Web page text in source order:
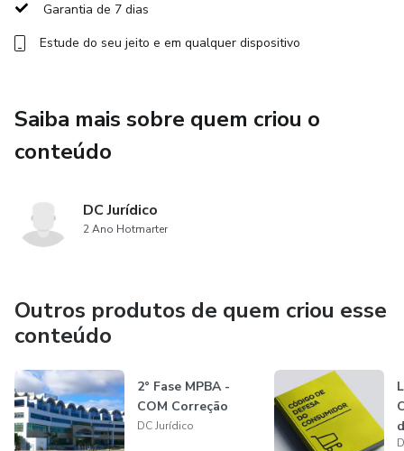
Garantia de 7 dias
Estude do seu jeito e em qualquer dispositivo
Saiba mais sobre quem criou o
conteúdo
DC Jurídico
2 Ano Hotmarter
Outros produtos de quem criou esse
conteúdo
2° Fase MPBA -
COM Correção
DC Jurídico